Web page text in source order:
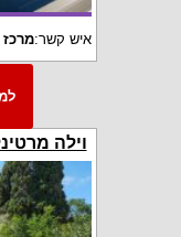
איש קשר:
וילה